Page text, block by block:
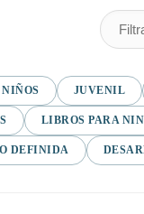
JUVENIL
LIBROS PARA
DEFINIDA